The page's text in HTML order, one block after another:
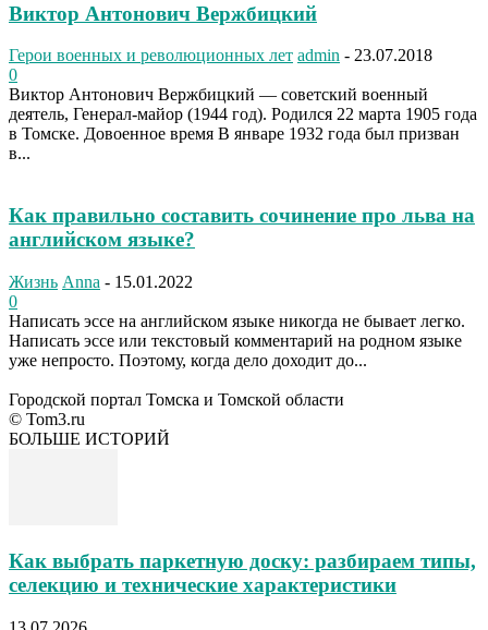
Виктор Антонович Вержбицкий
Герои военных и революционных лет admin - 23.07.2018
0
Виктор Антонович Вержбицкий — советский военный
деятель, Генерал-майор (1944 год). Родился 22 марта 1905 года
в Томске. Довоенное время В январе 1932 года был призван
в...
Как правильно составить сочинение про льва на
английском языке?
Жизнь Anna - 15.01.2022
0
Написать эссе на английском языке никогда не бывает легко.
Написать эссе или текстовый комментарий на родном языке
уже непросто. Поэтому, когда дело доходит до...
Городской портал Томска и Томской области
© Tom3.ru
БОЛЬШЕ ИСТОРИЙ
Как выбрать паркетную доску: разбираем типы,
селекцию и технические характеристики